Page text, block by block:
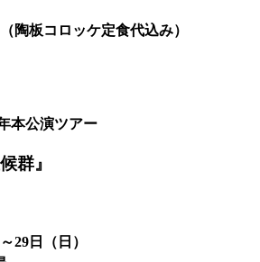
陶板コロッケ定食代込み）
本公演ツアー
群』
～29 日（日）